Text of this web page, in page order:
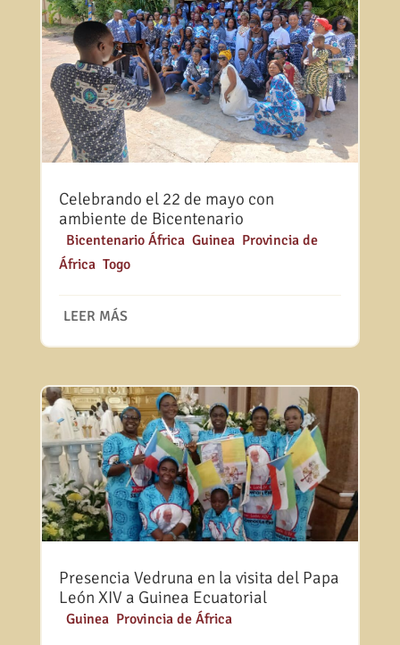
Celebrando el 22 de mayo con
ambiente de Bicentenario
Bicentenario África, Guinea, Provincia de
África, Togo
LEER MÁS
Presencia Vedruna en la visita del Papa
León XIV a Guinea Ecuatorial
Guinea, Provincia de África